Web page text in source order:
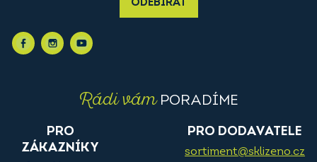
ODEBÍRAT
Rádi vámPORADÍME
PRO
ZÁKAZNÍKY
PRO DODAVATELE
sortiment@sklizeno.cz